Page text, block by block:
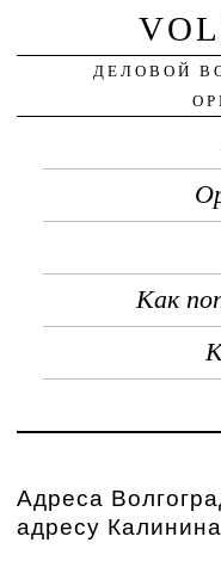
ДЕЛОВОЙ
Как
Адреса
адресу